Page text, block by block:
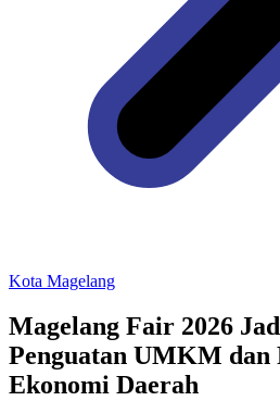
Kota Magelang
Magelang Fair 2026
Penguatan UMKM dan
Ekonomi Daerah